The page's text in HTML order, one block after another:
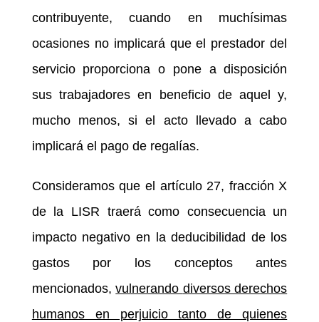
contribuyente, cuando en muchísimas
ocasiones no implicará que el prestador del
servicio proporciona o pone a disposición
sus trabajadores en beneficio de aquel y,
mucho menos, si el acto llevado a cabo
implicará el pago de regalías.
Consideramos que el artículo 27, fracción X
de la LISR traerá como consecuencia un
impacto negativo en la deducibilidad de los
gastos por los conceptos antes
mencionados,vulnerando diversos derechos
humanos en perjuicio tanto de quienes